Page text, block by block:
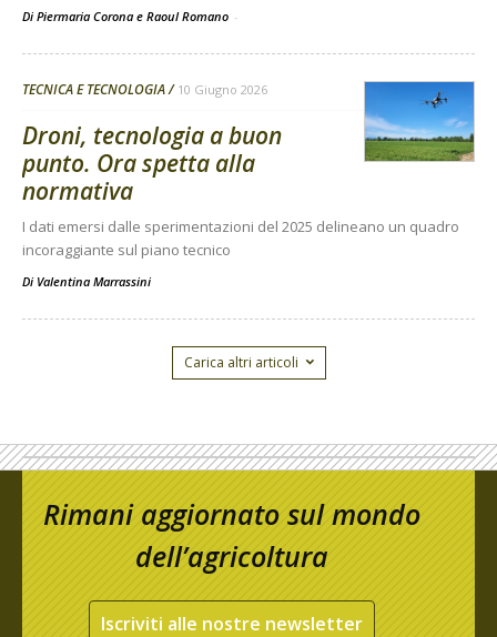
Di Piermaria Corona e Raoul Romano -
TECNICA E TECNOLOGIA 10 Giugno 2026
Droni, tecnologia a buon
punto. Ora spetta alla
normativa
I dati emersi dalle sperimentazioni del 2025 delineano un quadro
incoraggiante sul piano tecnico
Di Valentina Marrassini
Carica altri articoli
Rimani aggiornato sul mondo
dell’agricoltura
Iscriviti alle nostre newsletter